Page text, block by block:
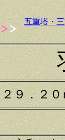
五重塔・
２９．２０